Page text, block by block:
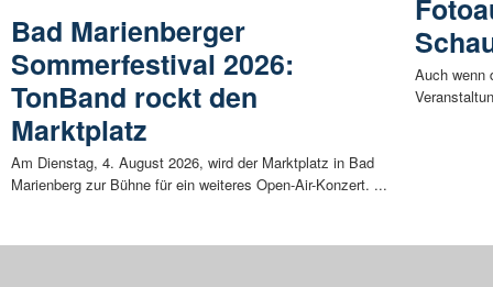
Bad Marienberger
Sommerfestival 2026:
TonBand rockt den
Marktplatz
Am Dienstag, 4. August 2026, wird der Marktplatz in Bad
Marienberg zur Bühne für ein weiteres Open-Air-Konzert. ...
Auch wenn